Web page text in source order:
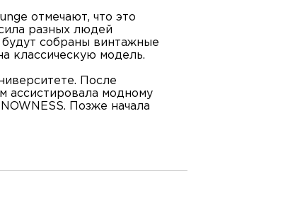
отмечают, что это
разных людей
собраны винтажные
классическую модель.
После
ассистировала модному
Позже начала